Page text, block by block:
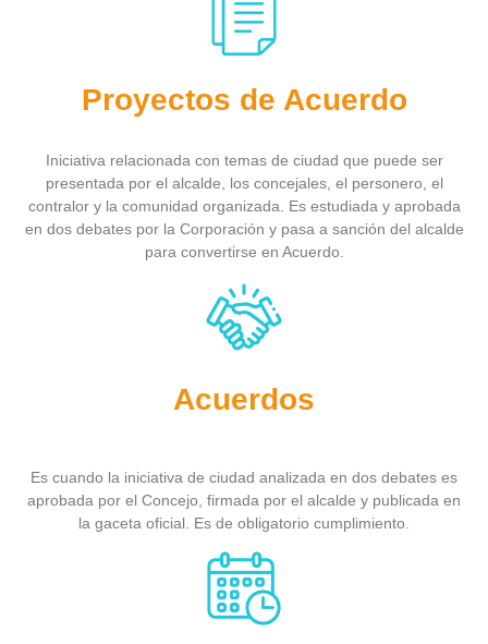
Proyectos de Acuerdo
Iniciativa relacionada con temas de ciudad que puede ser
presentada por el alcalde, los concejales, el personero, el
contralor y la comunidad organizada. Es estudiada y aprobada
en dos debates por la Corporación y pasa a sanción del alcalde
para convertirse en Acuerdo.
Acuerdos
Es cuando la iniciativa de ciudad analizada en dos debates es
aprobada por el Concejo, firmada por el alcalde y publicada en
la gaceta oficial. Es de obligatorio cumplimiento.